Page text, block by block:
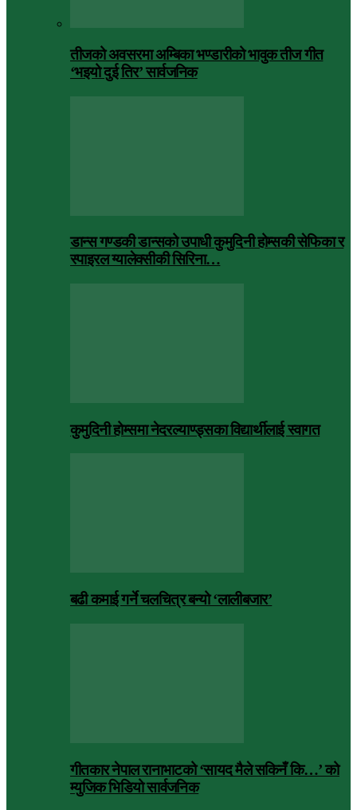
तीजको अवसरमा अम्बिका भण्डारीको भावुक तीज गीत
‘भइयो दुई तिर’ सार्वजनिक
डान्स गण्डकी डान्सको उपाधी कुमुदिनी होम्सकी सेफिका र
स्पाइरल ग्यालेक्सीकी सिरिना…
कुमुदिनी होम्समा नेदरल्याण्ड्सका विद्यार्थीलाई स्वागत
बढी कमाई गर्ने चलचित्र बन्यो ‘लालीबजार’
गीतकार नेपाल रानाभाटको ‘सायद मैले सकिनँ कि…’ को
म्युजिक भिडियो सार्वजनिक